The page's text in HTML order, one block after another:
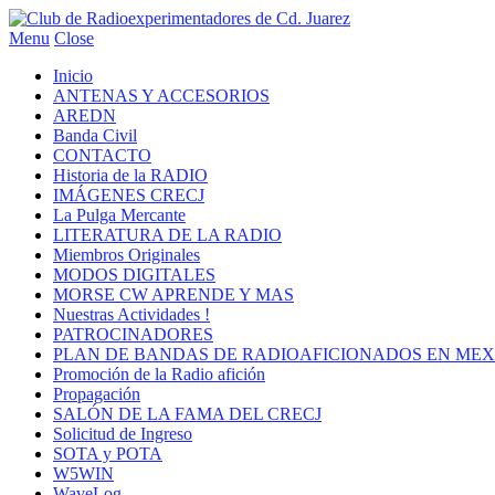
Menu Close
Inicio
ANTENAS Y ACCESORIOS
AREDN
Banda Civil
CONTACTO
Historia de la RADIO
IMÁGENES CRECJ
La Pulga Mercante
LITERATURA DE LA RADIO
Miembros Originales
MODOS DIGITALES
MORSE CW APRENDE Y MAS
Nuestras Actividades !
PATROCINADORES
PLAN DE BANDAS DE RADIOAFICIONADOS EN
Promoción de la Radio afición
Propagación
SALÓN DE LA FAMA DEL CRECJ
Solicitud de Ingreso
SOTA y POTA
W5WIN